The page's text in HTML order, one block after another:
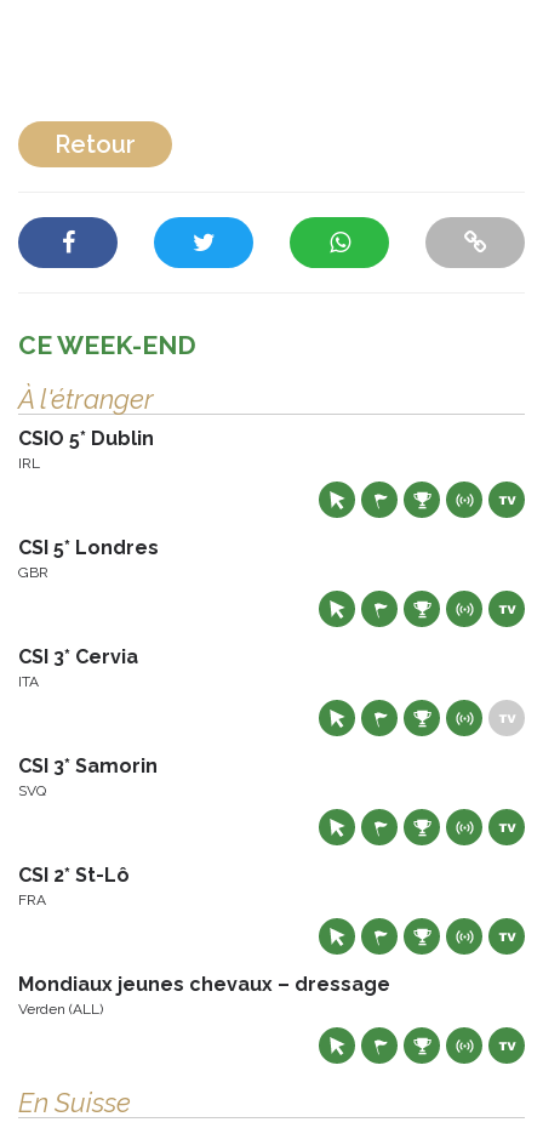
Retour
CE WEEK-END
À l'étranger
CSIO 5* Dublin
IRL
CSI 5* Londres
GBR
CSI 3* Cervia
ITA
CSI 3* Samorin
SVQ
CSI 2* St-Lô
FRA
Mondiaux jeunes chevaux – dressage
Verden (ALL)
En Suisse